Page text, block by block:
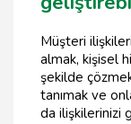
Müşteri
almak, kişisel
şekilde
tanımak ve
da ilişkilerinizi